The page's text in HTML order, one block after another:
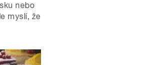
nebo
myslí, že